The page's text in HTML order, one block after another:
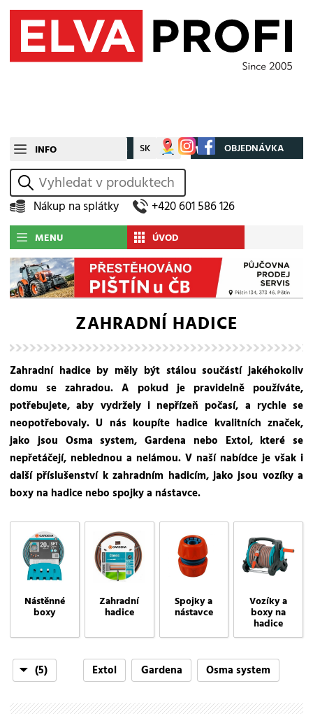
INFO CZ SK Můj účet OBJEDNÁVKA
vyhledat
Nákup na splátky +420 601 586 126
MENU ÚVOD
ZAHRADNÍ HADICE
Zahradní hadice by měly být stálou součástí jakéhokoliv
domu se zahradou. A pokud je pravidelně používáte,
potřebujete, aby vydržely i nepřízeň počasí, a rychle se
neopotřebovaly. U nás koupíte hadice kvalitních značek,
jako jsou Osma system, Gardena nebo Extol, které se
nepřetáčejí, neblednou a nelámou. V naší nabídce je však i
další příslušenství k zahradním hadicím, jako jsou vozíky a
boxy na hadice nebo spojky a nástavce.
Nástěnné
boxy
Zahradní
hadice
Spojky a
nástavce
Vozíky a
boxy na
hadice
(5) Extol Gardena
Osma system